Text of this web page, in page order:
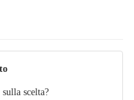
scelta?